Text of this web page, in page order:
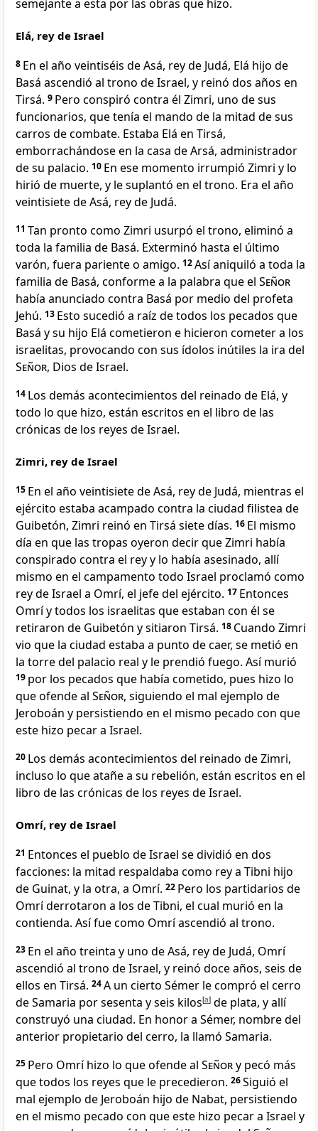
semejante a esta por las obras que hizo.
Elá, rey de Israel
8 En el año veintiséis de Asá, rey de Judá, Elá hijo de
Basá ascendió al trono de Israel, y reinó dos años en
Tirsá. 9 Pero conspiró contra él Zimri, uno de sus
funcionarios, que tenía el mando de la mitad de sus
carros de combate. Estaba Elá en Tirsá,
emborrachándose en la casa de Arsá, administrador
de su palacio. 10 En ese momento irrumpió Zimri y lo
hirió de muerte, y le suplantó en el trono. Era el año
veintisiete de Asá, rey de Judá.
11 Tan pronto como Zimri usurpó el trono, eliminó a
toda la familia de Basá. Exterminó hasta el último
varón, fuera pariente o amigo. 12Así aniquiló a toda la
familia de Basá, conforme a la palabra que el Señor
había anunciado contra Basá por medio del profeta
Jehú. 13 Esto sucedió a raíz de todos los pecados que
Basá y su hijo Elá cometieron e hicieron cometer a los
israelitas, provocando con sus ídolos inútiles la ira del
Señor, Dios de Israel.
14 Los demás acontecimientos del reinado de Elá, y
todo lo que hizo, están escritos en el libro de las
crónicas de los reyes de Israel.
Zimri, rey de Israel
15 En el año veintisiete de Asá, rey de Judá, mientras el
ejército estaba acampado contra la ciudad filistea de
Guibetón, Zimri reinó en Tirsá siete días. 16 El mismo
día en que las tropas oyeron decir que Zimri había
conspirado contra el rey y lo había asesinado, allí
mismo en el campamento todo Israel proclamó como
rey de Israel a Omrí, el jefe del ejército. 17 Entonces
Omrí y todos los israelitas que estaban con él se
retiraron de Guibetón y sitiaron Tirsá. 18 Cuando Zimri
vio que la ciudad estaba a punto de caer, se metió en
la torre del palacio real y le prendió fuego. Así murió
19 por los pecados que había cometido, pues hizo lo
que ofende al Señor, siguiendo el mal ejemplo de
Jeroboán y persistiendo en el mismo pecado con que
este hizo pecar a Israel.
20 Los demás acontecimientos del reinado de Zimri,
incluso lo que atañe a su rebelión, están escritos en el
libro de las crónicas de los reyes de Israel.
Omrí, rey de Israel
21 Entonces el pueblo de Israel se dividió en dos
facciones: la mitad respaldaba como rey a Tibni hijo
de Guinat, y la otra, a Omrí. 22 Pero los partidarios de
Omrí derrotaron a los de Tibni, el cual murió en la
contienda. Así fue como Omrí ascendió al trono.
23 En el año treinta y uno de Asá, rey de Judá, Omrí
ascendió al trono de Israel, y reinó doce años, seis de
ellos en Tirsá. 24A un cierto Sémer le compró el cerro
de Samaria por sesenta y seis kilos[a] de plata, y allí
construyó una ciudad. En honor a Sémer, nombre del
anterior propietario del cerro, la llamó Samaria.
25 Pero Omrí hizo lo que ofende al Señory pecó más
que todos los reyes que le precedieron. 26Siguió el
mal ejemplo de Jeroboán hijo de Nabat, persistiendo
en el mismo pecado con que este hizo pecar a Israel y